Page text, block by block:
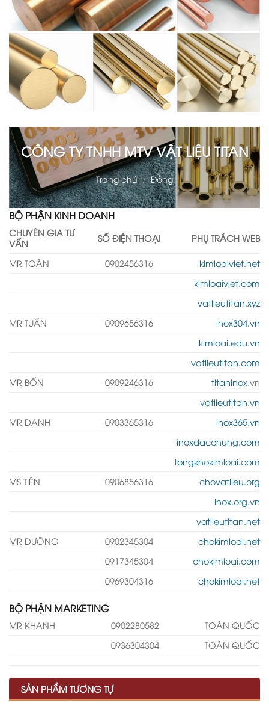
CÔNG TY TNHH MTV VẬT LIỆU TITAN
Trang chủ / Đồng
BỘ PHẬN KINH DOANH
CHUYÊN GIA TƯ
VẤN
SỐ ĐIỆN THOẠI PHỤ TRÁCH WEB
MR TOÀN 0902456316
kimloaiviet.net
kimloaiviet.com
vatlieutitan.xyz
MR TUẤN
0909656316
inox304.vn
kimloai.edu.vn
vatlieutitan.com
MR BỐN
0909246316 titaninox.vn
vatlieutitan.vn
MR DANH
0903365316
inox365.vn
inoxdacchung.com
tongkhokimloai.com
MS TIÊN
0906856316
chovatlieu.org
inox.org.vn
vatlieutitan.net
MR DƯỠNG
0902345304
chokimloai.net
0917345304
chokimloai.com
0969304316
chokimloai.net
BỘ PHẬN MARKETING
MR KHANH 0902280582
TOÀN QUỐC
0936304304
TOÀN QUỐC
SẢN PHẨM TƯƠNG TỰ